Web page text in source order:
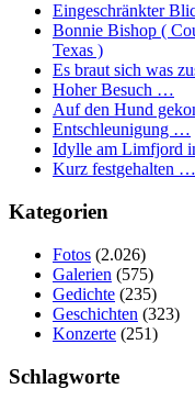
Eingeschränkter
Bonnie Bishop (
Texas )
Es braut sich was
Hoher Besuch …
Auf den Hund
Entschleunigung …
Idylle am Limfjord
Kurz festgehalten …
Kategorien
Fotos (2.026)
Galerien (575)
Gedichte (235)
Geschichten (323)
Konzerte (251)
Schlagworte